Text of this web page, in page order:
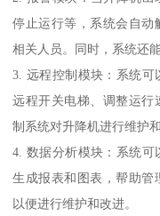
停止运行等，系统会自动
相关人员。同时，系统还
3. 远程控制模块：系统
远程开关电梯、调整运行
制系统对升降机进行维护
4. 数据分析模块：系统可
生成报表和图表，帮助管
以便进行维护和改进。